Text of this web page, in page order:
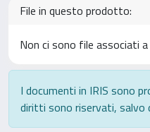
File in questo prodotto:
Non ci sono file associati
I documenti in IRIS sono
diritti sono riservati, salvo